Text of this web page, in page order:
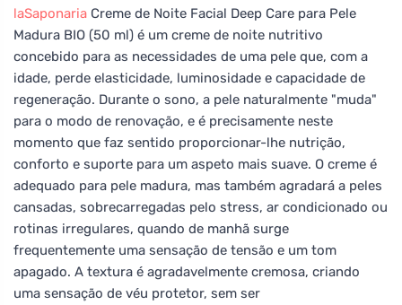
laSaponaria Creme de Noite Facial Deep Care para Pele
Madura BIO (50 ml) é um creme de noite nutritivo
concebido para as necessidades de uma pele que, com a
idade, perde elasticidade, luminosidade e capacidade de
regeneração. Durante o sono, a pele naturalmente "muda"
para o modo de renovação, e é precisamente neste
momento que faz sentido proporcionar-lhe nutrição,
conforto e suporte para um aspeto mais suave. O creme é
adequado para pele madura, mas também agradará a peles
cansadas, sobrecarregadas pelo stress, ar condicionado ou
rotinas irregulares, quando de manhã surge
frequentemente uma sensação de tensão e um tom
apagado. A textura é agradavelmente cremosa, criando
uma sensação de véu protetor, sem ser